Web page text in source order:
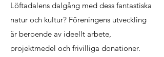
Löftadalens dalgång med dess fantastiska
natur och kultur? Föreningens utveckling
är beroende av ideellt arbete,
projektmedel och frivilliga donationer.